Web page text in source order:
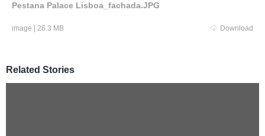
Pestana Palace Lisboa_fachada.JPG
image 26.3 MB Download
Related Stories